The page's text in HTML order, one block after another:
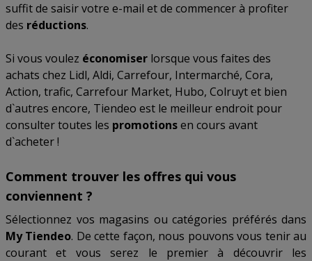
suffit de saisir votre e-mail et de commencer à profiter
des réductions.
Si vous voulez économiser lorsque vous faites des
achats chez Lidl, Aldi, Carrefour, Intermarché, Cora,
Action, trafic, Carrefour Market, Hubo, Colruytet bien
d`autres encore, Tiendeo est le meilleur endroit pour
consulter toutes les promotionsen cours avant
d`acheter !
Comment trouver les offres qui vous
conviennent ?
Sélectionnez vos magasins ou catégories préférés dans
My Tiendeo. De cette façon, nous pouvons vous tenir au
courant et vous serez le premier à découvrir les